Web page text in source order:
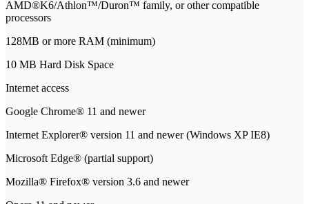
AMD®K6/Athlon™/Duron™ family, or other compatible
processors
128MB or more RAM (minimum)
10 MB Hard Disk Space
Internet access
Google Chrome® 11 and newer
Internet Explorer® version 11 and newer (Windows XP IE8)
Microsoft Edge® (partial support)
Mozilla® Firefox® version 3.6 and newer